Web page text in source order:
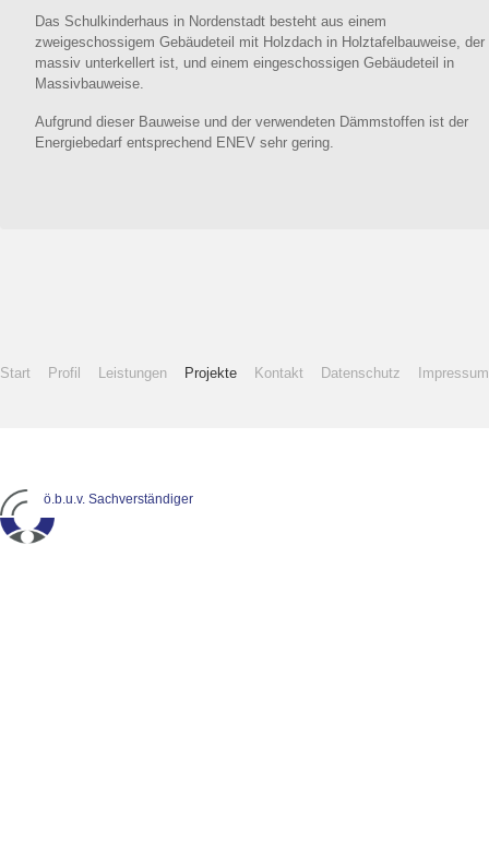
Das Schulkinderhaus in Nordenstadt besteht aus einem
zweigeschossigem Gebäudeteil mit Holzdach in Holztafelbauweise, der
massiv unterkellert ist, und einem eingeschossigen Gebäudeteil in
Massivbauweise.
Aufgrund dieser Bauweise und der verwendeten Dämmstoffen ist der
Energiebedarf entsprechend ENEV sehr gering.
Start Profil Leistungen Projekte Kontakt Datenschutz Impressum
ö.b.u.v. Sachverständiger